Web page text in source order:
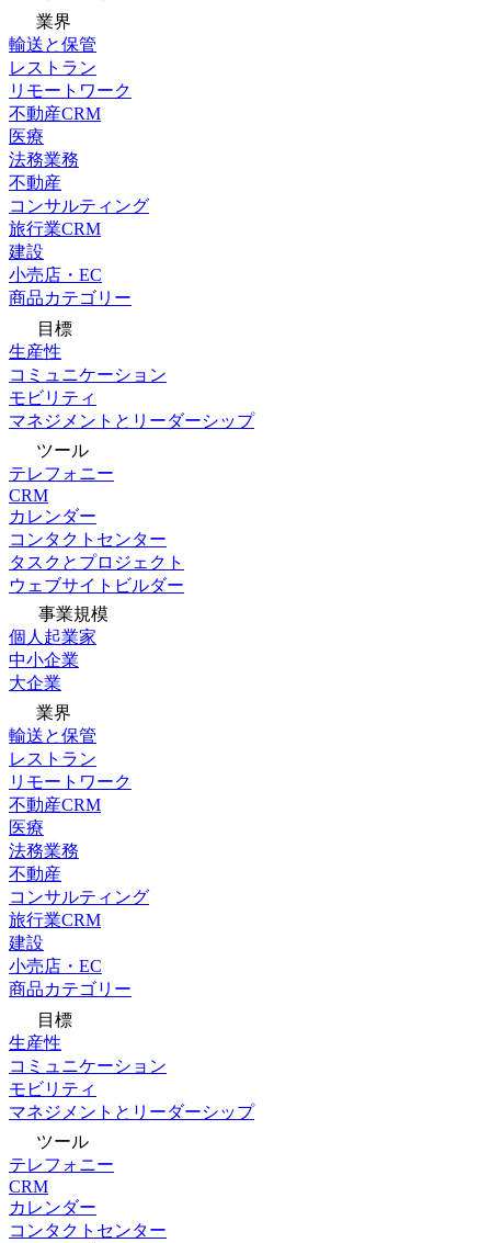
業界
輸送と保管
レストラン
リモートワーク
不動産CRM
医療
法務業務
不動産
コンサルティング
旅行業CRM
建設
小売店・EC
商品カテゴリー
目標
生産性
コミュニケーション
モビリティ
マネジメントとリーダーシップ
ツール
テレフォニー
CRM
カレンダー
コンタクトセンター
タスクとプロジェクト
ウェブサイトビルダー
事業規模
個人起業家
中小企業
大企業
業界
輸送と保管
レストラン
リモートワーク
不動産CRM
医療
法務業務
不動産
コンサルティング
旅行業CRM
建設
小売店・EC
商品カテゴリー
目標
生産性
コミュニケーション
モビリティ
マネジメントとリーダーシップ
ツール
テレフォニー
CRM
カレンダー
コンタクトセンター